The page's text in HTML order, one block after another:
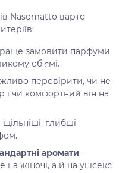
Nasomatto варто
замовити парфуми
об’ємі.
перевірити, чи не
і чи комфортний він на
глибші
аромати -
жіночі, а й на унісекс